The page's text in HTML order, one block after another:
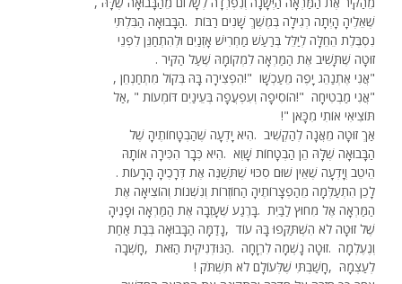
שֶׁאֵלֶיהָ הָיְתָה רְגִילָה בְּמֶשֶׁךְ שָׁנִים רַבּוֹת .הַבָּבוּאָה הַבִּלְתִּי
נִסְבֶּלֶת הֵחֵלָּה לְיַלֵּל בְּרַעַשׁ מַחְרִישׁ אָזְנַיִם וּלְהִתְחַנֵּן לִפְנֵי
זוּטָה שֶׁתָּשִׁיב אֶת הַמַּרְאָה לִמְקוֹמָהּ שֶׁעַל הַקִּיר .
"אֲנִי אֶתְנַהֵג יָפֶה מֵעַכְשָׁו !"הִפְצִירָה בָּהּ בְּקוֹל מִתְחַנְחֵן ,
"אֲנִי מַבְטִיחָה !"הוֹסִיפָה וְעִפְעֲפָה בְּעֵינַיִם דּוֹמְעוֹת , "אַל
תּוֹצִיאִי אוֹתִי מִכָּאן !"
אַךְ זוּטָה מֵאֲנָה לְהַקְשִׁיב .הִיא יָדְעָה שֶׁהַבְטָחוֹתֶיהָ שֶׁל
הַבָּבוּאָה שֶׁלָּהּ הֵן הַבְטָחוֹת שָׁוְא .הִיא כְּבָר הִכִּירָה אוֹתָהּ
הֵיטֵב וְיָדְעָה שֶׁאֵין שׁוּם סִכּוּי שֶׁתְּשַׁנֶּה אֶת דְּרָכֶיהָ הָרָעוֹת .
לָכֵן הִתְעַלְּמָה מֵהַפְצָרוֹתֶיהָ הַחוֹזְרוֹת וְנִשְׁנוֹת וְהוֹצִיאָה אֶת
הַמַּרְאָה אֶל מִחוּץ לַבַּיִת .בָּרֶגַע שֶׁעָזְבָה אֶת הַמַּרְאָה וּפָנֶיהָ
שֶׁל זוּטָה לֹא הִשְׁתַּקְּפוּ בָּהּ עוֹד ,נָדַמָּה הַבָּבוּאָה בְּבַת אַחַת
וְנֶעֶלְמָה .זוּטָה נָשְׁמָה לִרְוָחָה .הַנּוּדְנִיקִית הַזֹּאת ,חָשְׁבָה
לְעַצְמָהּ ,חָשַׁבְתִּי שֶׁלְּעוֹלָם לֹא תִּשְׁתֹּק !